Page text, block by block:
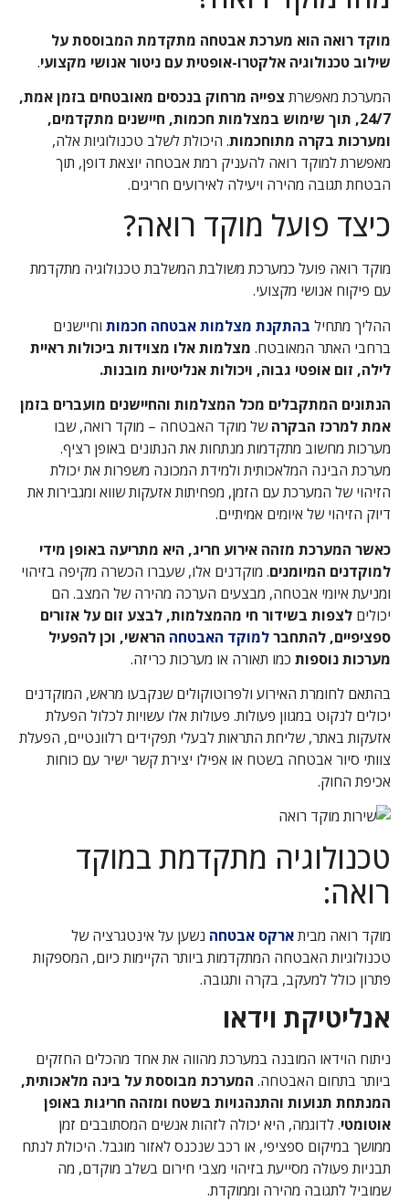
מוקד רואה הוא מערכת אבטחה מתקדמת המבוססת על
שילוב טכנולוגיה אלקטרו-אופטית עם ניטור אנושי מקצועי.
המערכת מאפשרת צפייה מרחוק בנכסים מאובטחים בזמן אמת,
24/7, תוך שימוש במצלמות חכמות, חיישנים מתקדמים,
ומערכות בקרה מתוחכמות. היכולת לשלב טכנולוגיות אלה,
מאפשרת למוקד רואה להעניק רמת אבטחה יוצאת דופן, תוך
הבטחת תגובה מהירה ויעילה לאירועים חריגים.
כיצד פועל מוקד רואה?
מוקד רואה פועל כמערכת משולבת המשלבת טכנולוגיה מתקדמת
עם פיקוח אנושי מקצועי.
ההליך מתחיל בהתקנת מצלמות אבטחה חכמות וחיישנים
ברחבי האתר המאובטח. מצלמות אלו מצוידות ביכולות ראיית
לילה, זום אופטי גבוה, ויכולות אנליטיות מובנות.
הנתונים המתקבלים מכל המצלמות והחיישנים מועברים בזמן
אמת למרכז הבקרהשל מוקד האבטחה – מוקד רואה, שבו
מערכות מחשוב מתקדמות מנתחות את הנתונים באופן רציף.
מערכת הבינה המלאכותית ולמידת המכונה משפרות את יכולת
הזיהוי של המערכת עם הזמן, מפחיתות אזעקות שווא ומגבירות את
דיוק הזיהוי של איומים אמיתיים.
כאשר המערכת מזהה אירוע חריג, היא מתריעה באופן מידי
למוקדנים המיומנים. מוקדנים אלו, שעברו הכשרה מקיפה בזיהוי
ומניעת איומי אבטחה, מבצעים הערכה מהירה של המצב. הם
יכולים לצפות בשידור חי מהמצלמות, לבצע זום על אזורים
ספציפיים, להתחברלמוקד האבטחה הראשי, וכן להפעיל
מערכות נוספות כמו תאורה או מערכות כריזה.
בהתאם לחומרת האירוע ולפרוטוקולים שנקבעו מראש, המוקדנים
יכולים לנקוט במגוון פעולות. פעולות אלו עשויות לכלול הפעלת
אזעקות באתר, שליחת התראות לבעלי תפקידים רלוונטיים, הפעלת
צוותי סיור אבטחה בשטח או אפילו יצירת קשר ישיר עם כוחות
אכיפת החוק.
טכנולוגיה מתקדמת במוקד
רואה:
מוקד רואה מביתארקס אבטחה נשען על אינטגרציה של
טכנולוגיות האבטחה המתקדמות ביותר הקיימות כיום, המספקות
פתרון כולל למעקב, בקרה ותגובה.
אנליטיקת וידאו
ניתוח הוידאו המובנה במערכת מהווה את אחד מהכלים החזקים
ביותר בתחום האבטחה. המערכת מבוססת על בינה מלאכותית,
המנתחת תנועות והתנהגויות בשטח ומזהה חריגות באופן
אוטומטי. לדוגמה, היא יכולה לזהות אנשים המסתובבים זמן
ממושך במיקום ספציפי, או רכב שנכנס לאזור מוגבל. היכולת לנתח
תבניות פעולה מסייעת בזיהוי מצבי חירום בשלב מוקדם, מה
שמוביל לתגובה מהירה וממוקדת.